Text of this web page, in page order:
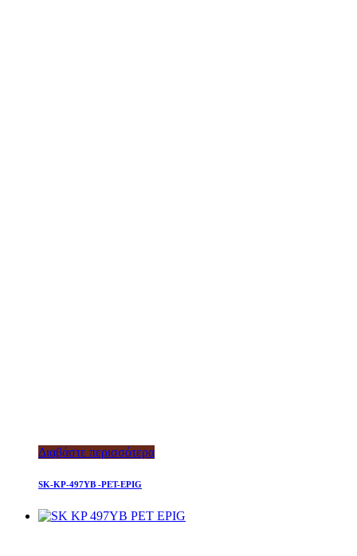
Διαβάστε περισσότερα
SK-KP-497YB -PET-EPIG